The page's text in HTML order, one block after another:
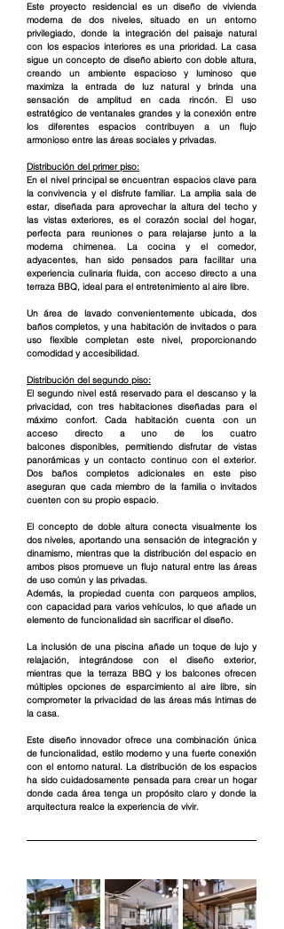
Este proyecto residencial es un diseño de vivienda
moderna de dos niveles, situado en un entorno
privilegiado, donde la integración del paisaje natural
con los espacios interiores es una prioridad. La casa
sigue un concepto de diseño abierto con doble altura,
creando un ambiente espacioso y luminoso que
maximiza la entrada de luz natural y brinda una
sensación de amplitud en cada rincón. El uso
estratégico de ventanales grandes y la conexión entre
los diferentes espacios contribuyen a un flujo
armonioso entre las áreas sociales y privadas.
Distribución del primer piso:
En el nivel principal se encuentran espacios clave para
la convivencia y el disfrute familiar. La amplia sala de
estar, diseñada para aprovechar la altura del techo y
las vistas exteriores, es el corazón social del hogar,
perfecta para reuniones o para relajarse junto a la
moderna chimenea. La cocina y el comedor,
adyacentes, han sido pensados para facilitar una
experiencia culinaria fluida, con acceso directo a una
terraza BBQ, ideal para el entretenimiento al aire libre.
Un área de lavado convenientemente ubicada, dos
baños completos, y una habitación de invitados o para
uso flexible completan este nivel, proporcionando
comodidad y accesibilidad.
Distribución del segundo piso:
El segundo nivel está reservado para el descanso y la
privacidad, con tres habitaciones diseñadas para el
máximo confort. Cada habitación cuenta con un
acceso directo a uno de los cuatro
balcones disponibles, permitiendo disfrutar de vistas
panorámicas y un contacto continuo con el exterior.
Dos baños completos adicionales en este piso
aseguran que cada miembro de la familia o invitados
cuenten con su propio espacio.
El concepto de doble altura conecta visualmente los
dos niveles, aportando una sensación de integración y
dinamismo, mientras que la distribución del espacio en
ambos pisos promueve un flujo natural entre las áreas
de uso común y las privadas.
Además, la propiedad cuenta con parqueos amplios,
con capacidad para varios vehículos, lo que añade un
elemento de funcionalidad sin sacrificar el diseño.
La inclusión de una piscina añade un toque de lujo y
relajación, integrándose con el diseño exterior,
mientras que la terraza BBQ y los balcones ofrecen
múltiples opciones de esparcimiento al aire libre, sin
comprometer la privacidad de las áreas más íntimas de
la casa.
Este diseño innovador ofrece una combinación única
de funcionalidad, estilo moderno y una fuerte conexión
con el entorno natural. La distribución de los espacios
ha sido cuidadosamente pensada para crear un hogar
donde cada área tenga un propósito claro y donde la
arquitectura realce la experiencia de vivir.